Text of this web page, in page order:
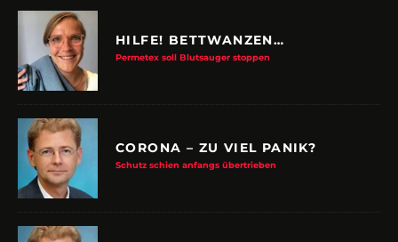
HILFE! BETTWANZEN…
Permetex soll Blutsauger stoppen
CORONA – ZU VIEL PANIK?
Schutz schien anfangs übertrieben